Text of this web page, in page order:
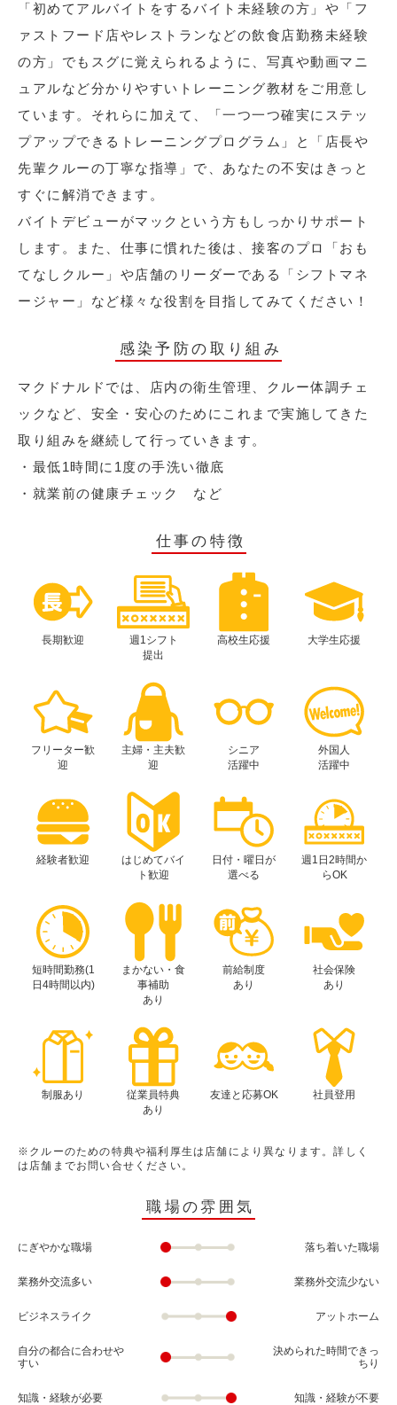
「初めてアルバイトをするバイト未経験の方」や「フ
ァストフード店やレストランなどの飲食店勤務未経験
の方」でもスグに覚えられるように、写真や動画マニ
ュアルなど分かりやすいトレーニング教材をご用意し
ています。それらに加えて、「一つ一つ確実にステッ
プアップできるトレーニングプログラム」と「店長や
先輩クルーの丁寧な指導」で、あなたの不安はきっと
すぐに解消できます。
バイトデビューがマックという方もしっかりサポート
します。また、仕事に慣れた後は、接客のプロ「おも
てなしクルー」や店舗のリーダーである「シフトマネ
ージャー」など様々な役割を目指してみてください！
感染予防の取り組み
マクドナルドでは、店内の衛生管理、クルー体調チェ
ックなど、安全・安心のためにこれまで実施してきた
取り組みを継続して行っていきます。
・最低1時間に1度の手洗い徹底
・就業前の健康チェック など
仕事の特徴
長期歓迎
週1シフト
提出
高校生応援 大学生応援
フリーター歓
迎
主婦・主夫歓
迎
シニア
活躍中
外国人
活躍中
経験者歓迎
はじめてバイ
ト歓迎
日付・曜日が
選べる
週1日2時間か
らOK
短時間勤務(1
日4時間以内)
まかない・食
事補助
あり
前給制度
あり
社会保険
あり
制服あり
従業員特典
あり
友達と応募OK 社員登用
※クルーのための特典や福利厚生は店舗により異なります。詳しく
は店舗までお問い合せください。
職場の雰囲気
にぎやかな職場 落ち着いた職場
業務外交流多い 業務外交流少ない
ビジネスライク アットホーム
自分の都合に合わせや
すい
決められた時間できっ
ちり
知識・経験が必要 知識・経験が不要